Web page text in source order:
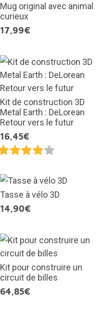
Mug original avec animal
curieux
17,99€
Kit de construction 3D
Metal Earth : DeLorean
Retour vers le futur
16,45€
Tasse à vélo 3D
14,90€
Kit pour construire un
circuit de billes
64,85€